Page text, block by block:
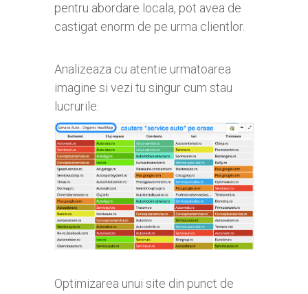
pentru abordare locala, pot avea de
castigat enorm de pe urma clientlor.
Analizeaza cu atentie urmatoarea
imagine si vezi tu singur cum stau
lucrurile:
Optimizarea unui site din punct de